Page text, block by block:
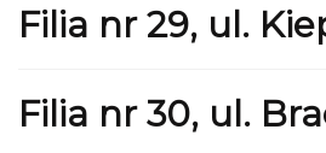
Filia nr 29, ul.
Filia nr 30, ul.